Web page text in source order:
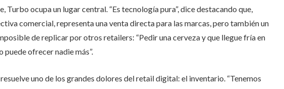
Turbo ocupa un lugar central. “Es tecnología pura”, dice destacando que,
comercial, representa una venta directa para las marcas, pero también un
de replicar por otros retailers: “Pedir una cerveza y que llegue fría en
puede ofrecer nadie más”.
uno de los grandes dolores del retail digital: el inventario. “Tenemos